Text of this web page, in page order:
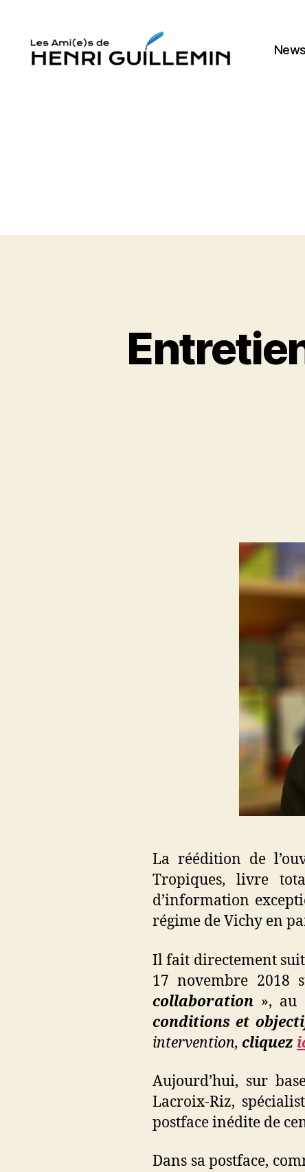
La réédition de
Tropiques, livre
d’information
régime de Vichy en
Il fait directement
17 novembre
collaboration », au
conditions et
intervention, cliquez
Aujourd’hui, sur
Lacroix-Riz,
postface inédite de
Dans sa postface,